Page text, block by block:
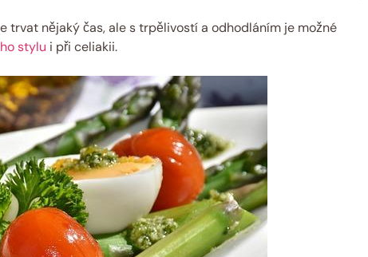
trvat nějaký čas, ale s trpělivostí‌ a odhodláním je možné
stylu i při celiakii.